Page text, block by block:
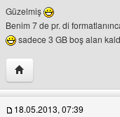
Güzelmiş
Benim 7 de pr. di
sadece 3 GB boş alan
Yazarın web sitesini
18.05.2013, 07:39